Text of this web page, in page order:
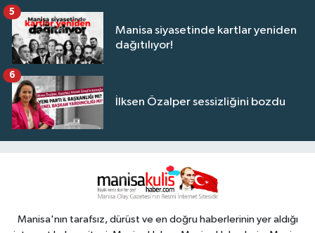
Manisa siyasetinde kartlar yeniden
dağıtılıyor!
5
İlksen Özalper sessizliğini bozdu
6
Manisa'nın tarafsız, dürüst ve en doğru haberlerinin yer aldığı